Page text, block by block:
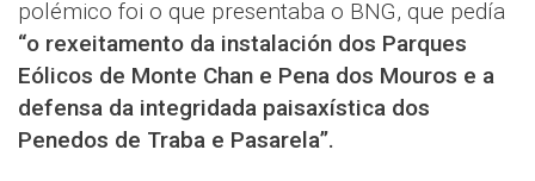
polémico foi o que presentaba o BNG, que pedía
“o rexeitamento da instalación dos Parques
Eólicos de Monte Chan e Pena dos Mouros e a
defensa da integridada paisaxística dos
Penedos de Traba e Pasarela”.